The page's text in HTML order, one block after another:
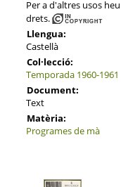
Per a d'altres usos
drets.
Llengua:
Castellà
Col·lecció:
Temporada 1960-1961
Document:
Text
Matèria:
Programes de mà